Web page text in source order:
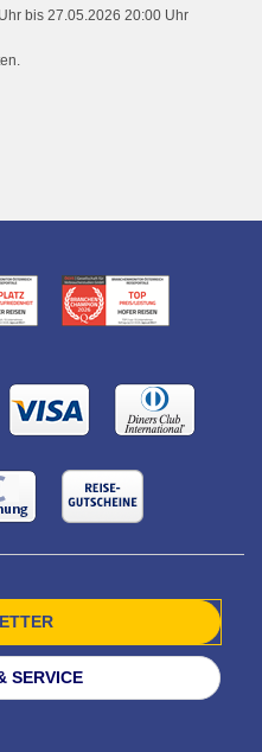
bis 27.05.2026 20:00 Uhr
SERVICE